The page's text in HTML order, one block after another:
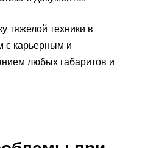
тяжелой техники в
с карьерным и
любых габаритов и